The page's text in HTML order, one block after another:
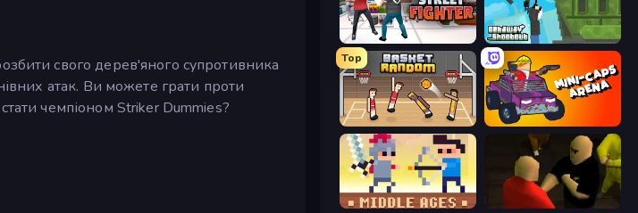
свого дерев'яного супротивника
атак. Ви можете грати проти
чемпіоном Striker Dummies?
Street Fighter Simulator Getaway Shootout
Top
Basket Random Mini-Caps: Arena
Castle Wars: Middle Ages